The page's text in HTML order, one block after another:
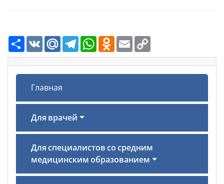
РесурсVK Mail.Ru TelegramWhatsAppOdnoklassniki
Email
Главная
Для врачей
Для специалистов со средним
медицинским образованием